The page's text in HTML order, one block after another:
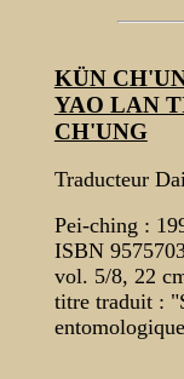
KÜN
YAO LAN
CH'UNG
Traducteur
Pei-ching :
ISBN
vol. 5/8, 22
titre traduit :